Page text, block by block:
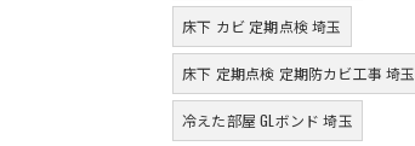
床下 カビ 定期点検 埼玉
床下 定期点検 定期防カビ工事 埼玉
冷えた部屋 GLボンド 埼玉